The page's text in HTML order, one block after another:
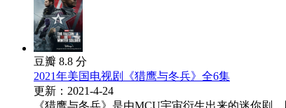
豆瓣 8.8 分
2021年美国电视剧《猎鹰与冬兵》全6集
更新：2021-4-24
《猎鹰与冬兵》是由MCU宇宙衍生出来的迷你剧